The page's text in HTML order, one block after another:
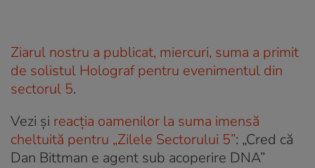
Ziarul nostru a publicat, miercuri, suma a primit
de solistul Holograf pentru evenimentul din
sectorul 5.
Vezi și reacția oamenilor la suma imensă
cheltuită pentru „Zilele Sectorului 5”: „Cred că
Dan Bittman e agent sub acoperire DNA”